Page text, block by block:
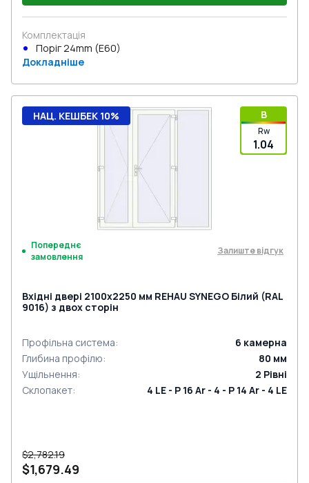
Комплектація
Поріг 24mm (E60)
Докладніше
B
Rw
1.04
НАЦ. КЕШБЕК 10%
Попереднє
замовлення
Залиште відгук
Вхідні двері 2100x2250 мм REHAU SYNEGO Білий (RAL
9016) з двох сторін
Профільна система: 6 камерна
Глибина профілю: 80 мм
Ущільнення: 2 Рівні
Склопакет: 4 LE - P 16 Ar - 4 - P 14 Ar - 4 LE
$2,782.19
$1,679.49